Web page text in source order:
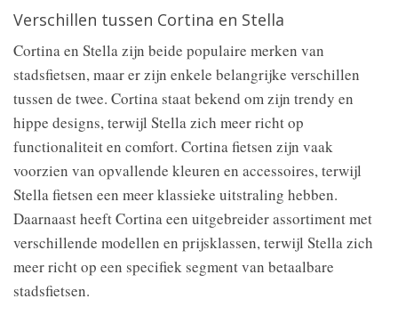
Verschillen tussen Cortina en Stella
Cortina en Stella zijn beide populaire merken van
stadsfietsen, maar er zijn enkele belangrijke verschillen
tussen de twee. Cortina staat bekend om zijn trendy en
hippe designs, terwijl Stella zich meer richt op
functionaliteit en comfort. Cortina fietsen zijn vaak
voorzien van opvallende kleuren en accessoires, terwijl
Stella fietsen een meer klassieke uitstraling hebben.
Daarnaast heeft Cortina een uitgebreider assortiment met
verschillende modellen en prijsklassen, terwijl Stella zich
meer richt op een specifiek segment van betaalbare
stadsfietsen.